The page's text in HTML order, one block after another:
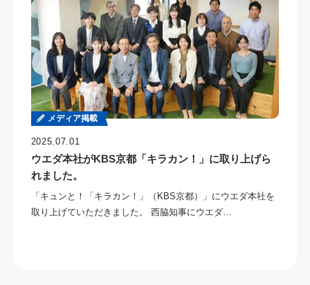
メディア掲載
2025.07.01
ウエダ本社がKBS京都「キラカン！」に取り上げら
れました。
「キュンと！「キラカン！」（KBS京都）」にウエダ本社を
取り上げていただきました。 西脇知事にウエダ…